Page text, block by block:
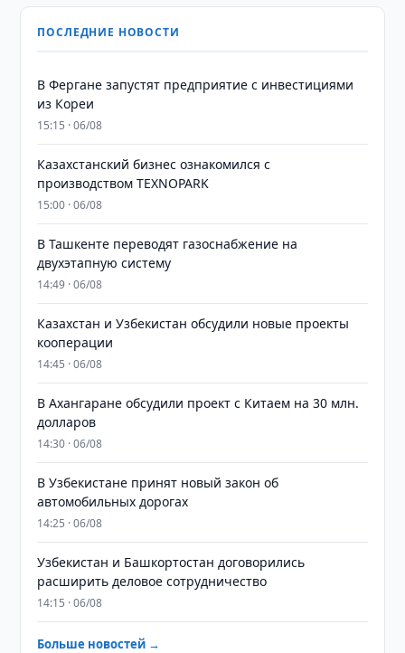
ПОСЛЕДНИЕ НОВОСТИ
В Фергане запустят предприятие с инвестициями
из Кореи
15:15 · 06/08
Казахстанский бизнес ознакомился с
производством TEXNOPARK
15:00 · 06/08
В Ташкенте переводят газоснабжение на
двухэтапную систему
14:49 · 06/08
Казахстан и Узбекистан обсудили новые проекты
кооперации
14:45 · 06/08
В Ахангаране обсудили проект с Китаем на 30 млн.
долларов
14:30 · 06/08
В Узбекистане принят новый закон об
автомобильных дорогах
14:25 · 06/08
Узбекистан и Башкортостан договорились
расширить деловое сотрудничество
14:15 · 06/08
Больше новостей →